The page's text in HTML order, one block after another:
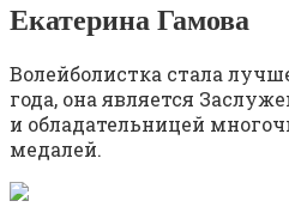
Екатерина Гамова
Волейболистка стала
года, она является
и обладательницей
медалей.